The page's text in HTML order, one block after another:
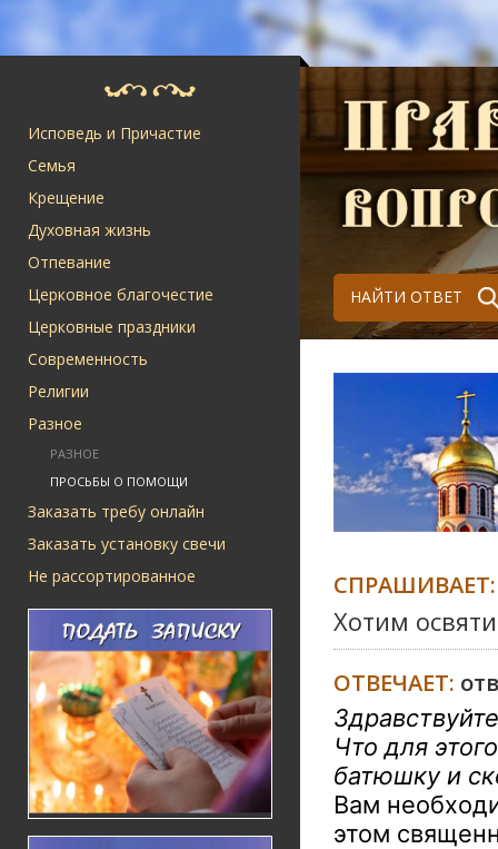
Исповедь и Причастие
Семья
Крещение
Духовная жизнь
Отпевание
Церковное благочестие
Церковные праздники
Современность
Религии
Разное
РАЗНОЕ
ПРОСЬБЫ О ПОМОЩИ
Заказать требу онлайн
Заказать установку свечи
Не рассортированное
НАЙТИ ОТВЕТ
СПРАШИВАЕТ:
Хотим
ОТВЕЧАЕТ:
Что для
батюшку и
Вам
этом